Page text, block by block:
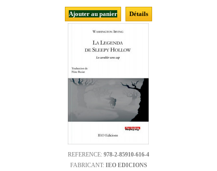
Ajouter au panier Détails
REFERENCE: 978-2-85910-616-4
FABRICANT: IEO EDICIONS